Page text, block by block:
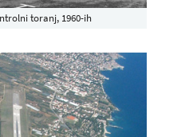
toranj, 1960-ih